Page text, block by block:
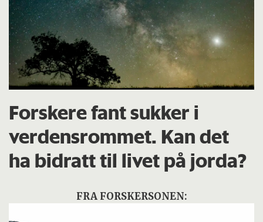
Forskere fant sukker i
verdensrommet. Kan det
ha bidratt til livet på jorda?
FRA FORSKERSONEN: